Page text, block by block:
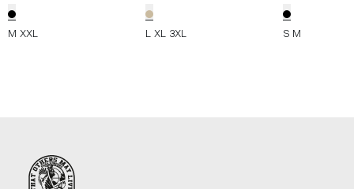
M XXL L XL 3XL S M